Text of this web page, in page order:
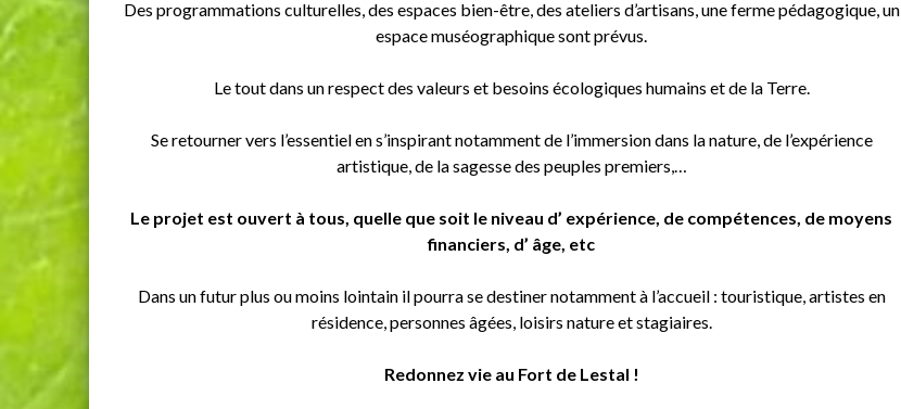
Des programmations culturelles, des espaces bien-être, des ateliers d’artisans, une ferme pédagogique, un
espace muséographique sont prévus.
Le tout dans un respect des valeurs et besoins écologiques humains et de la Terre.
Se retourner vers l’essentiel en s’inspirant notamment de l’immersion dans la nature, de l’expérience
artistique, de la sagesse des peuples premiers,…
Le projet est ouvert à tous, quelle que soit le niveau d’ expérience, de compétences, de moyens
financiers, d’ âge, etc
Dans un futur plus ou moins lointain il pourra se destiner notamment à l’accueil : touristique, artistes en
résidence, personnes âgées, loisirs nature et stagiaires.
Redonnez vie au Fort de Lestal !